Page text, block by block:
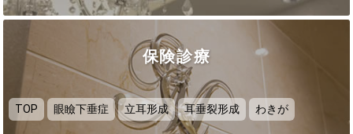
保険診療
TOP 眼瞼下垂症 立耳形成 耳垂裂形成 わきが